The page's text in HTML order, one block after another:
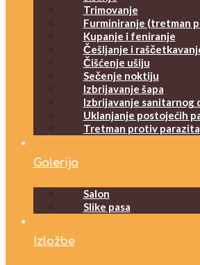
Trimovanje
Furminiranje (tretman
Kupanje i feniranje
Češljanje i
Čišćenje ušiju
Sečenje noktiju
Izbrijavanje šapa
Izbrijavanje sanitarnog
Uklanjanje postojećih
Tretman protiv parazita
Galerija
Salon
Slike pasa
Izložbe